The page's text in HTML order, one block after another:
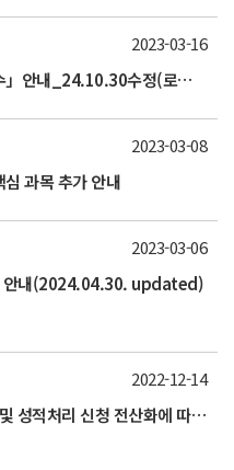
「서울대학교 기계공학부 트랙 이수」안내_24.10.30수정(로봇 비전 교과목 추가)
2023-03-16
과목 추가 안내
2023-03-08
안내(2024.04.30. updated)
2023-03-06
출석인정 신청, 조기취업학생 출결 및 성적처리 신청 전산화에 따른 매뉴얼 안내
2022-12-14